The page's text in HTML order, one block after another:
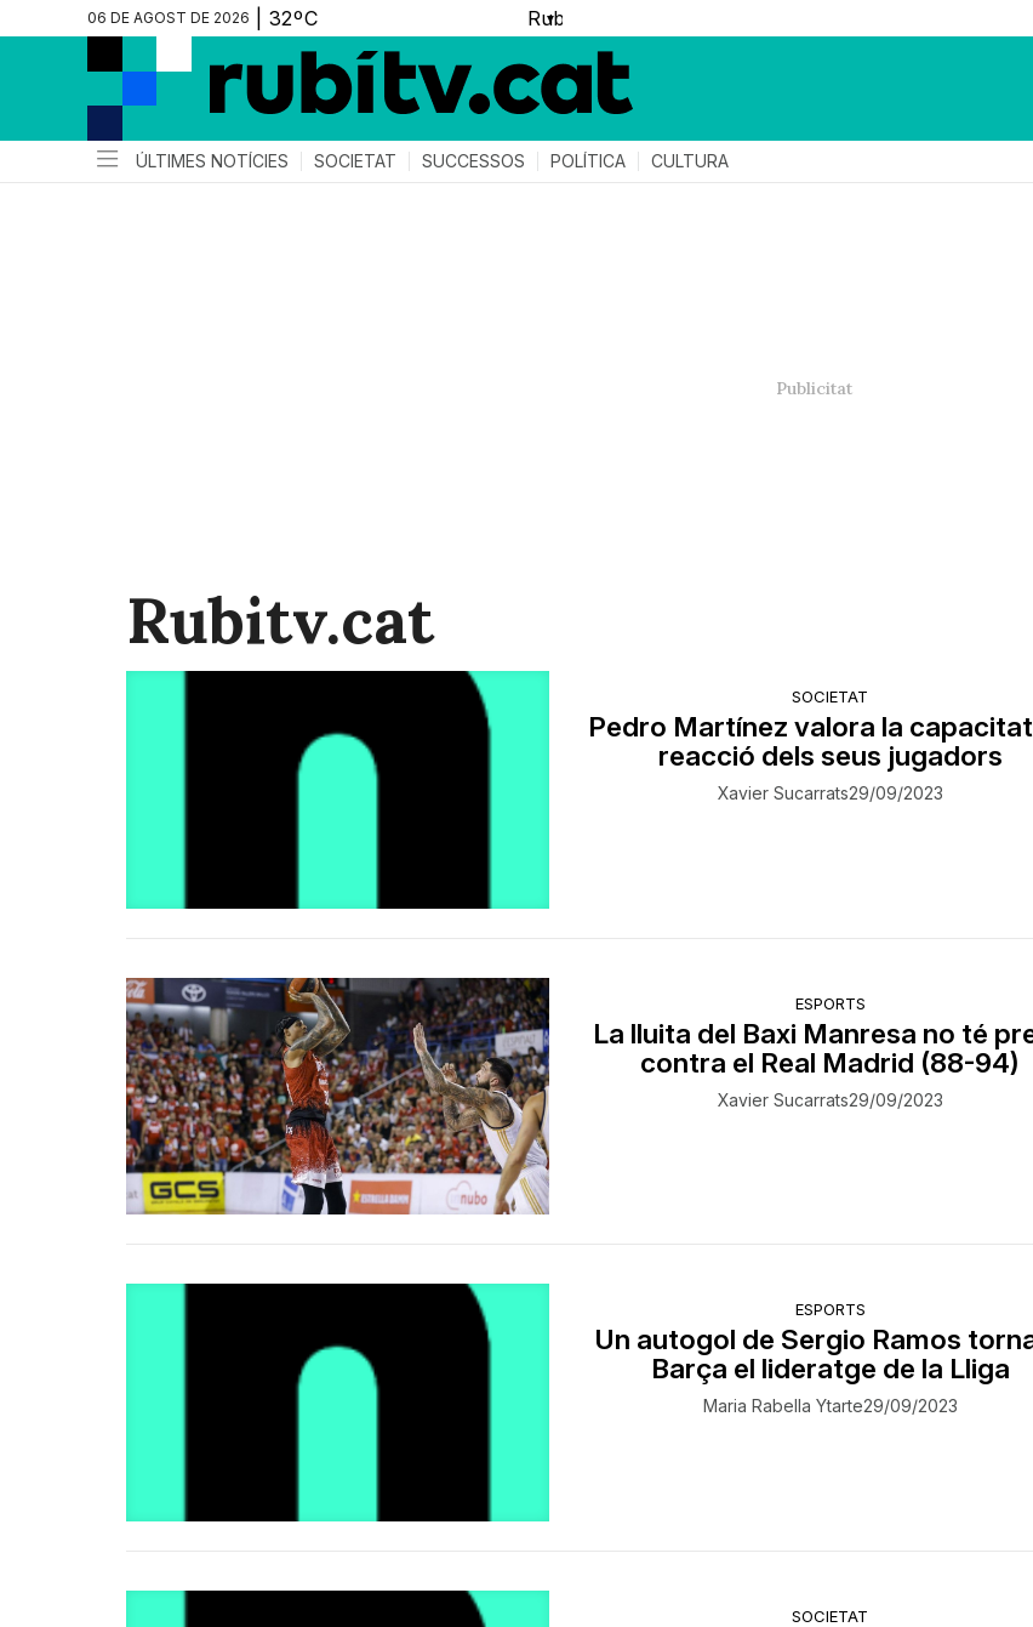
06 DE AGOST DE 2026 ▼
ÚLTIMES NOTÍCIES SOCIETAT SUCCESSOS POLÍTICA CULTURA
Rubitv.cat
SOCIETAT
Pedro Martínez valora la
reacció dels seus jugadors
Xavier Sucarrats29/09/2023
ESPORTS
La lluita del Baxi Manresa no té
contra el Real Madrid (88-94)
Xavier Sucarrats29/09/2023
ESPORTS
Un autogol de Sergio Ramos
Barça el lideratge de la Lliga
Maria Rabella Ytarte29/09/2023
SOCIETAT